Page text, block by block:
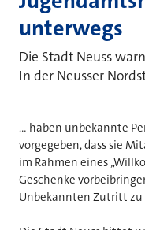
unterwegs
Die Stadt Neuss
In der Neusser
... haben unbekannte
vorgegeben, dass sie
im Rahmen eines
Geschenke
Unbekannten Zutritt zu